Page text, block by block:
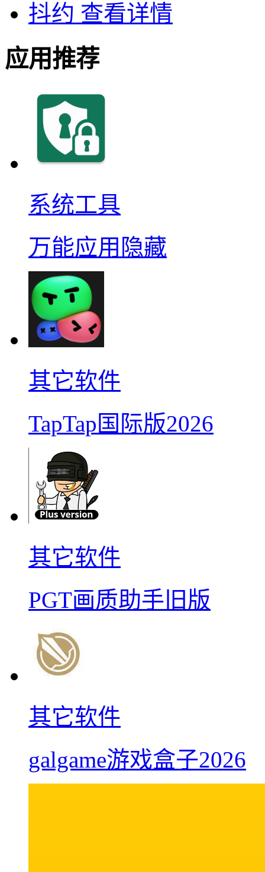
抖约 查看详情
应用推荐
系统工具
万能应用隐藏
其它软件
TapTap国际版2026
其它软件
PGT画质助手旧版
其它软件
galgame游戏盒子2026